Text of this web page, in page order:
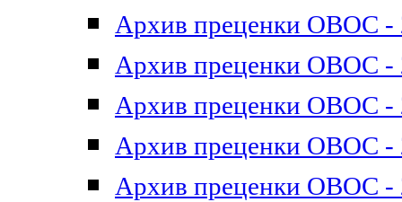
Архив преценки ОВОС -
Архив преценки ОВОС -
Архив преценки ОВОС -
Архив преценки ОВОС -
Архив преценки ОВОС -